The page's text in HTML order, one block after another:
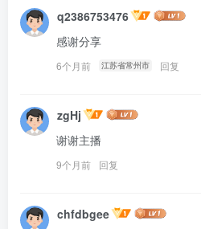
q2386753476
感谢分享
6个月前 江苏省常州市 回复
zgHj
谢谢主播
9个月前 回复
chfdbgee